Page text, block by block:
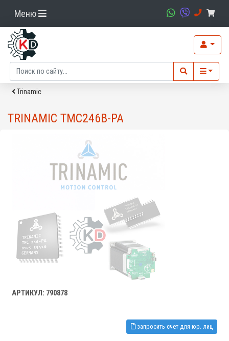
Меню
Trinamic
TRINAMIC TMC246B-PA
АРТИКУЛ: 790878
запросить счет для юр. лиц